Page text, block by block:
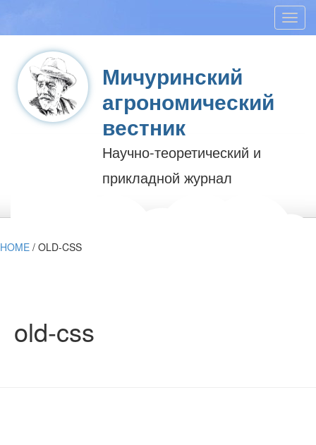
Мичуринский
агрономический
вестник
Научно-теоретический и
прикладной журнал
HOME / OLD-CSS
old-css